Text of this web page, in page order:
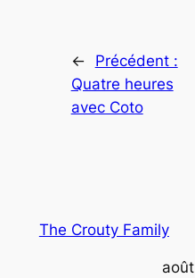
←
Précédent :
Quatre heures
avec Coto
The Crouty Family